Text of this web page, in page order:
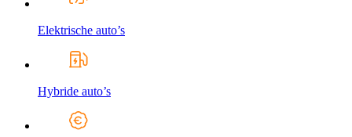
Elektrische auto’s
Hybride auto’s